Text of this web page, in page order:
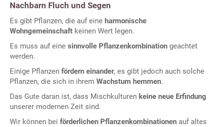
Nachbarn Fluch und Segen
Es gibt Pflanzen, die auf eine harmonische
Wohngemeinschaft keinen Wert legen.
Es muss auf eine sinnvolle Pflanzenkombination geachtet
werden.
Einige Pflanzen fördern einander, es gibt jedoch auch solche
Pflanzen, die sich in ihrem Wachstum hemmen.
Das Gute daran ist, dass Mischkulturen keine neue Erfindung
unserer modernen Zeit sind.
Wir können bei förderlichen Pflanzenkombinationen auf altes